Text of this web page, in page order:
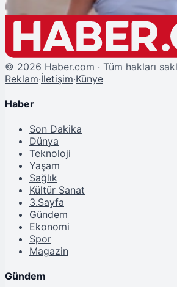
© 2026 Haber.com · Tüm hakları
Reklam·İletişim·Künye
Haber
Son Dakika
Dünya
Teknoloji
Yaşam
Sağlık
Kültür Sanat
3.Sayfa
Gündem
Ekonomi
Spor
Magazin
Gündem